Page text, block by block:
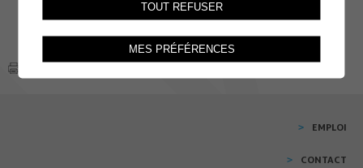
EMPLOI
CONTACT
TOUT REFUSER
MES PRÉFÉRENCES